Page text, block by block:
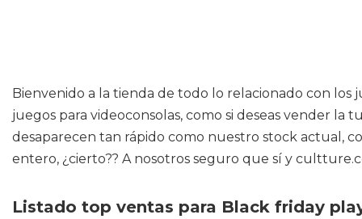
Bienvenido a la tienda de todo lo relacionado con los
juegos para videoconsolas, como si deseas vender la
desaparecen tan rápido como nuestro stock actual,
entero, ¿cierto?? A nosotros seguro que sí y
Listado top ventas para Black friday